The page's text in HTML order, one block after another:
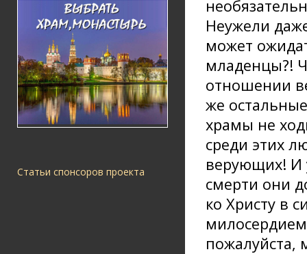
Статьи спонсоров проекта
Неужели
может
младенцы?!
отношении
же
храмы не
среди этих
верующих! И
смерти они
ко Христу в
пожалуйста,